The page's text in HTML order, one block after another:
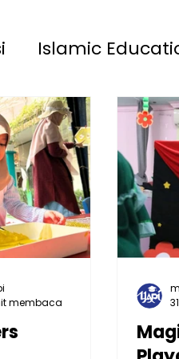
Islamic
YAPI
membaca